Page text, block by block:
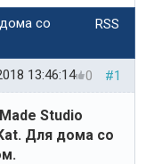
RSS
со
#1
0
13:46:14
Studio
Для дома со